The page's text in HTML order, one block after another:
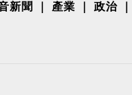
新聞 產業 政治